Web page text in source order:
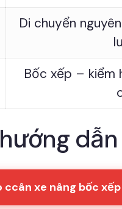
Di chuyển
Bốc xếp – kiểm
ccân xe nâng bốc